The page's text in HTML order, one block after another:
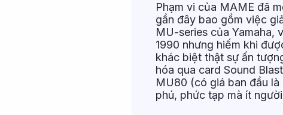
Phạm vi của MAME đã
gần đây bao gồm việc
MU-series của Yamaha,
1990 nhưng hiếm khi
khác biệt thật sự ấn
hóa qua card Sound
MU80 (có giá ban đầu
phú, phức tạp mà ít